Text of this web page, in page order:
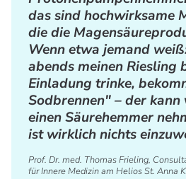
das sind hochwirksame
die die
Wenn etwa jemand
abends meinen Riesling
Einladung trinke,
Sodbrennen" – der kann
einen Säurehemmer
ist wirklich nichts
Prof. Dr. med. Thomas Frieling,
für Innere Medizin am Helios St. Anna